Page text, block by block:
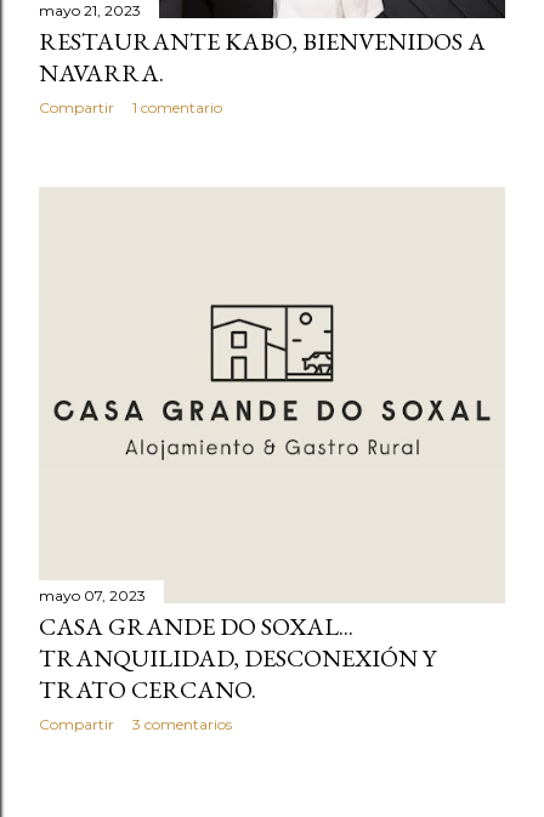
mayo 21, 2023
RESTAURANTE KABO, BIENVENIDOS A
NAVARRA.
Compartir 1 comentario
mayo 07, 2023
CASA GRANDE DO SOXAL...
TRANQUILIDAD, DESCONEXIÓN Y
TRATO CERCANO.
Compartir 3 comentarios